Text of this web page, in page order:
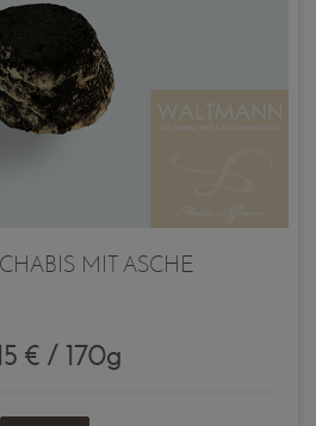
MIT ASCHE
€ / 170g